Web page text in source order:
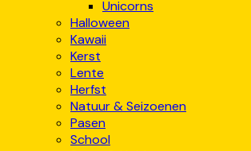
Unicorns
Halloween
Kawaii
Kerst
Lente
Herfst
Natuur & Seizoenen
Pasen
School